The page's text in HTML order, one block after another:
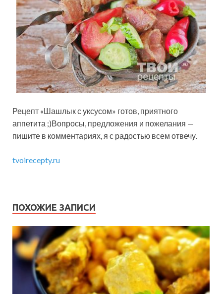
Рецепт «Шашлык с уксусом» готов, приятного
аппетита ;)Вопросы, предложения и пожелания —
пишите в комментариях, я с радостью всем отвечу.
tvoirecepty.ru
ПОХОЖИЕ ЗАПИСИ